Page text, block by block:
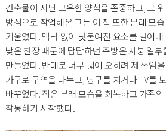
건축물이 지닌 고유한 양식을 존중하고, 그
방식으로 작업해온 그는 이 집 또한 본래 모
기울였다. 맥락 없이 덧붙여진 요소를 덜어
낮은 천장 때문에 답답하던 주방은 지붕 일
만들었다. 반대로 너무 넓어 오히려 제 쓰임
가구로 구역을 나누고, 당구를 치거나 TV를
바꾸었다. 집은 본래 모습을 회복하고 가족
작동하기 시작했다.